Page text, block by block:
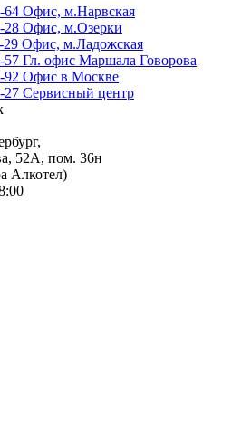
64 Офис, м.Нарвская
28 Офис, м.Озерки
29 Офис, м.Ладожская
57 Гл. офис Маршала Говорова
92 Офис в Москве
27 Сервисный центр
52А, пом. 36н
Алкотел)